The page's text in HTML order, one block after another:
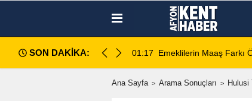
SON DAKİKA:
açıklandı 01:17 Emeklilerin Maaş Farkı
Ana Sayfa Arama Sonuçları Hulusi